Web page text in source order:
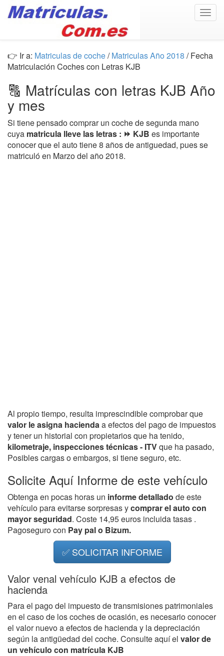
👉 Ir a: Matriculas de coche/Matriculas Año 2018 / Fecha
Matriculación Coches con Letras KJB
🔠 Matrículas con letras KJB Año
y mes
Si tiene pensado comprar un coche de segunda mano
cuya matricula lleve las letras : ⏩ KJB es importante
conocer que el auto tiene 8 años de antiguedad, pues se
matriculó en Marzo del año 2018.
Al propio tiempo, resulta imprescindible comprobar que
valor le asigna haciendaa efectos del pago de impuestos
y tener un historial con propietarios que ha tenido,
kilometraje, inspecciones técnicas - ITVque ha pasado,
Posibles cargas o embargos, si tiene seguro, etc.
Solicite Aquí Informe de este vehículo
Obtenga en pocas horas un informe detallado de este
vehículo para evitarse sorpresas ycomprar el auto con
mayor seguridad. Coste 14,95 euros incluida tasas .
Pagoseguro con Pay pal o Bizum.
✅ SOLICITAR INFORME
Valor venal vehículo KJB a efectos de
hacienda
Para el pago del impuesto de transmisiones patrimoniales
en el caso de los coches de ocasión, es necesario conocer
el valor nuevo a efectos de hacienda y la depreciación
según la antigüedad del coche. Consulte aquí el valor de
un vehículo con matrícula KJB